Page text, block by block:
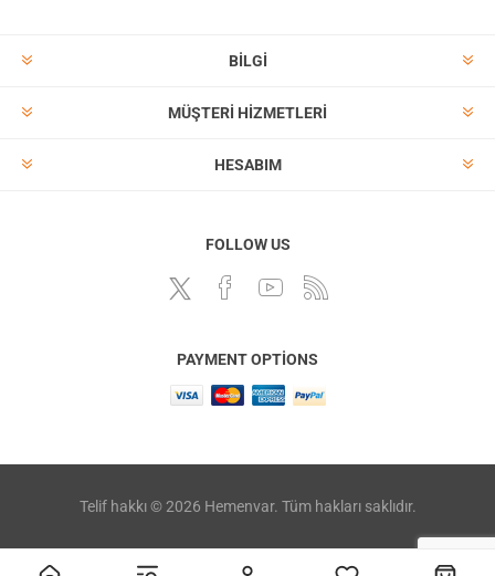
BILGI
MÜŞTERI HIZMETLERI
HESABIM
FOLLOW US
PAYMENT OPTIONS
Telif hakkı © 2026 Hemenvar. Tüm hakları saklıdır.